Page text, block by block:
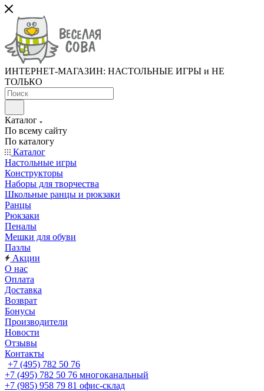
ИНТЕРНЕТ-МАГАЗИН: НАСТОЛЬНЫЕ ИГРЫ и НЕ
ТОЛЬКО
Каталог
По всему сайту
По каталогу
Каталог
Настольные игры
Конструкторы
Наборы для творчества
Школьные ранцы и рюкзаки
Ранцы
Рюкзаки
Пеналы
Мешки для обуви
Пазлы
Акции
О нас
Оплата
Доставка
Возврат
Бонусы
Производители
Новости
Отзывы
Контакты
+7 (495) 782 50 76
+7 (495) 782 50 76 многоканальный
+7 (985) 958 79 81 офис-склад